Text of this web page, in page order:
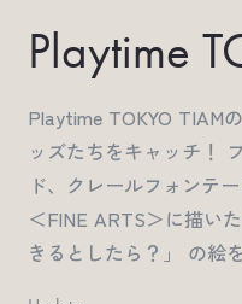
Playtime
Playtime TOKYO TIAM
ッズたちをキャッチ！
ド、クレールフォンテ
＜FINE ARTS＞に描い
きるとしたら？」 の絵